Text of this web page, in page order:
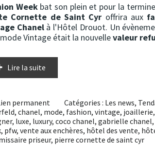
Weekbat son plein et pour la
Cornette de Saint Cyr offrira aux
Chanel à l'Hôtel Drouot. Un
Vintage était la nouvellevaleur
Lire la suite
permanent Catégories : Les news,
, chanel, mode, fashion, vintage, joaillerie,
, luxe, luxury, coco chanel, gabrielle chanel,
, pfw, vente aux enchères, hôtel des vente,
priseur, pierre cornette de saint cyr